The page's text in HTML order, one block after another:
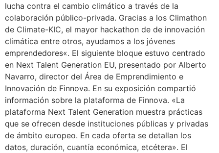
lucha contra el cambio climático a través de la
colaboración público-privada. Gracias a los Climathon
de Climate-KIC, el mayor hackathon de de innovación
climática entre otros, ayudamos a los jóvenes
emprendedores«. El siguiente bloque estuvo centrado
en Next Talent Generation EU, presentado por Alberto
Navarro, director del Área de Emprendimiento e
Innovación de Finnova. En su exposición compartió
información sobre la plataforma de Finnova. «La
plataforma Next Talent Generation muestra prácticas
que se ofrecen desde instituciones públicas y privadas
de ámbito europeo. En cada oferta se detallan los
datos, duración, cuantía económica, etcétera». El